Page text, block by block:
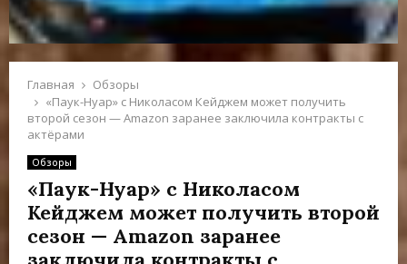
Ч
Н
О
М
Главная
Обзоры
«Паук-Нуар» с Николасом Кейджем может получить
второй сезон — Amazon заранее заключила контракты с
актёрами
Обзоры
«Паук-Нуар» с Николасом
Кейджем может получить второй
сезон — Amazon заранее